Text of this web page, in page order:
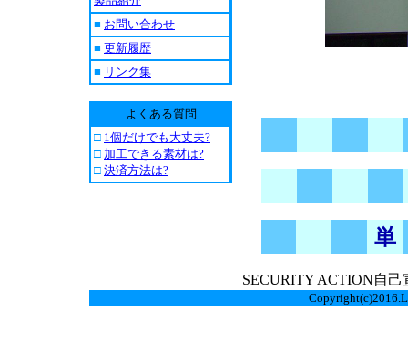
■ お問い合わせ
■ 更新履歴
■ リンク集
よくある質問
□ 1個だけでも大丈夫?
□ 加工できる素材は?
□ 決済方法は?
単
SECURITY ACTION自己